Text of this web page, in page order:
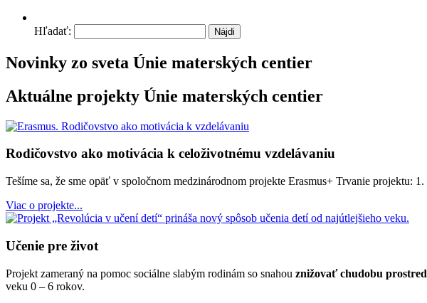
Hľadať:
Novinky zo sveta Únie materských centier
Aktuálne projekty Únie materských centier
Rodičovstvo ako motivácia k celoživotnému vzdelávaniu
Tešíme sa, že sme opäť v spoločnom medzinárodnom projekte Erasmus+ Trvanie
Viac o projekte...
Učenie pre život
Projekt zameraný na pomoc sociálne slabým rodinám so snahou znižovať chudobu
veku 0 – 6 rokov.